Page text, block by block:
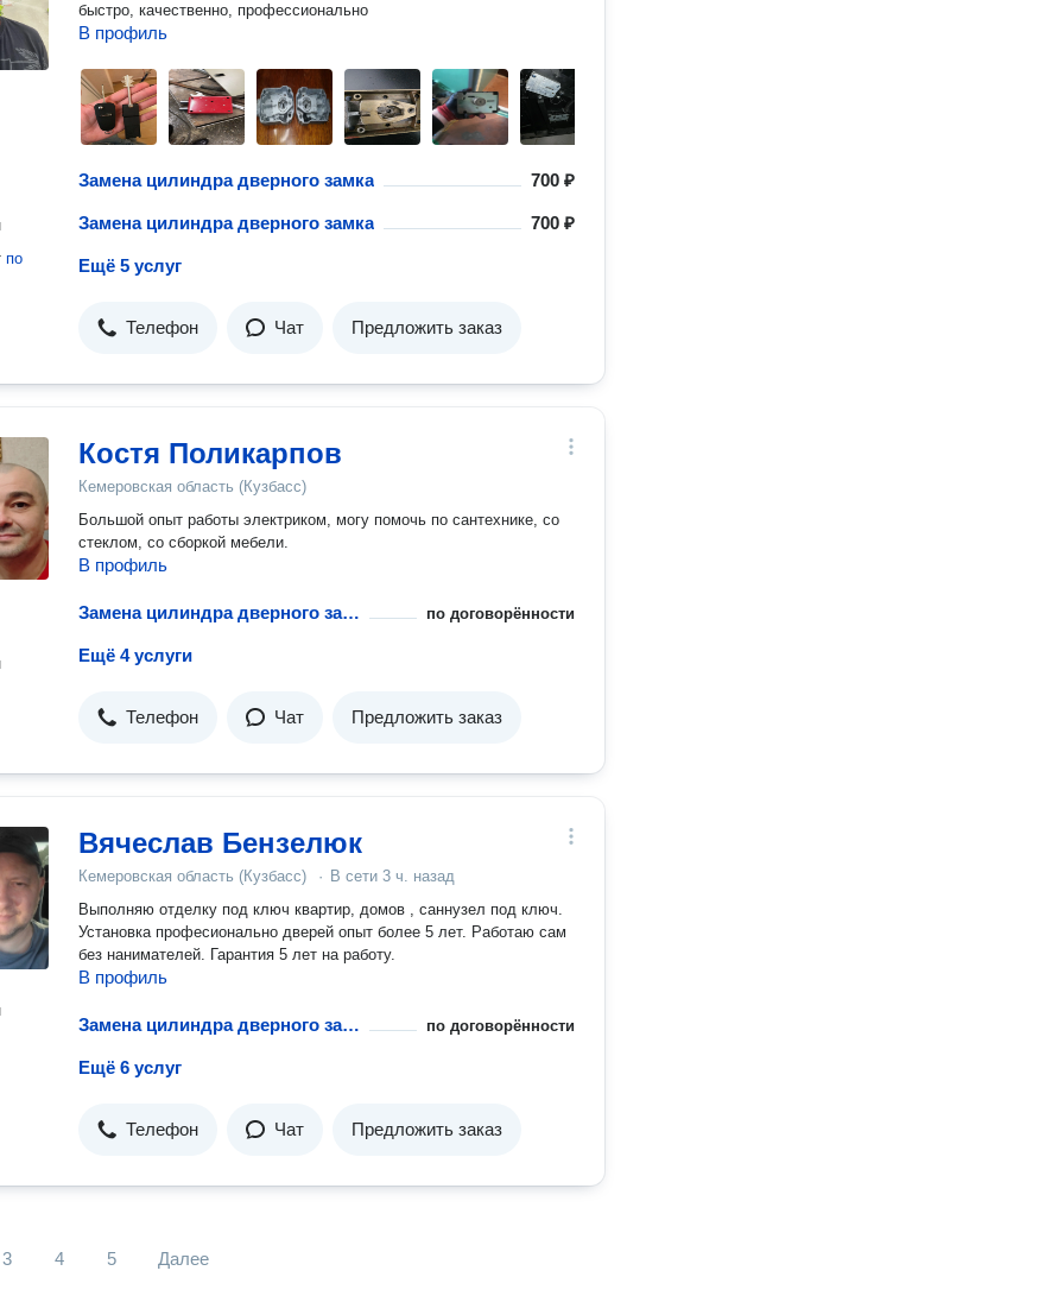
по
быстро, качественно, профессионально
В профиль
Замена цилиндра дверного замка 700 ₽
Замена цилиндра дверного замка 700 ₽
Ещё 5 услуг
Телефон Чат Предложить заказ
Костя Поликарпов
Кемеровская область (Кузбасс)
Большой опыт работы электриком, могу помочь по сантехнике, со
стеклом, со сборкой мебели.
В профиль
Замена цилиндра дверного замка по договорённости
Ещё 4 услуги
Телефон Чат Предложить заказ
Вячеслав Бензелюк
Кемеровская область (Кузбасс) · В сети 3 ч. назад
Выполняю отделку под ключ квартир, домов , саннузел под ключ.
Установка професионально дверей опыт более 5 лет. Работаю сам
без нанимателей. Гарантия 5 лет на работу.
В профиль
Замена цилиндра дверного замка по договорённости
Ещё 6 услуг
Телефон Чат Предложить заказ
3 4 5 Далее